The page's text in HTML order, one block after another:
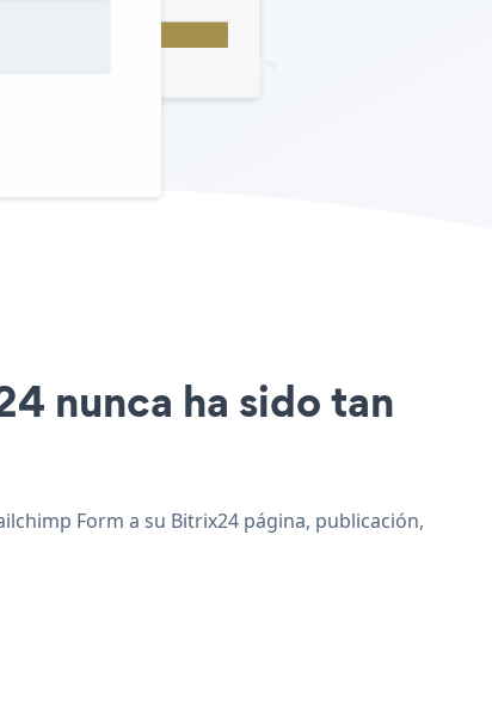
nunca ha sido tan
Form a su Bitrix24 página, publicación,